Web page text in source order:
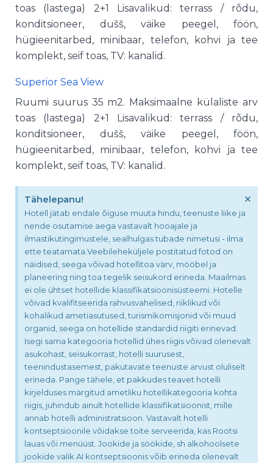
toas (lastega) 2+1 Lisavalikud: terrass / rõdu,
konditsioneer, dušš, väike peegel, föön,
hügieenitarbed, minibaar, telefon, kohvi ja tee
komplekt, seif toas, TV: kanalid.
Superior Sea View
Ruumi suurus 35 m2. Maksimaalne külaliste arv
toas (lastega) 2+1 Lisavalikud: terrass / rõdu,
konditsioneer, dušš, väike peegel, föön,
hügieenitarbed, minibaar, telefon, kohvi ja tee
komplekt, seif toas, TV: kanalid.
Tähelepanu!
Hotell jätab endale õiguse muuta hindu, teenuste liike ja
nende osutamise aega vastavalt hooajale ja
ilmastikutingimustele, sealhulgas tubade nimetusi - ilma
ette teatamata.Veebileheküljele postitatud fotod on
näidised, seega võivad hotellitoa värv, mööbel ja
planeering ning toa tegelik seisukord erineda. Maailmas
ei ole ühtset hotellide klassifikatsioonisüsteemi. Hotelle
võivad kvalifitseerida rahvusvahelised, riiklikud või
kohalikud ametiasutused, turismikomisjonid või muud
organid, seega on hotellide standardid riigiti erinevad.
Isegi sama kategooria hotellid ühes riigis võivad olenevalt
asukohast, seisukorrast, hotelli suurusest,
teenindustasemest, pakutavate teenuste arvust oluliselt
erineda. Pange tähele, et pakkudes teavet hotelli
kirjelduses märgitud ametliku hotellikategooria kohta
riigis, juhindub ainult hotellide klassifikatsioonist, mille
annab hotelli administratsioon. Vastavalt hotelli
kontseptsioonile võidakse toite serveerida, kas Rootsi
lauas või menüüst. Jookide ja söökide, sh alkohoolsete
jookide valik AI kontseptsioonis võib erineda olenevalt
×